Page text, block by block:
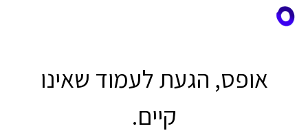
אופס, הגעת לעמוד שאינו
קיים.